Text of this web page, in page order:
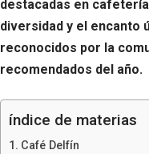
destacadas en
diversidad y el encanto
reconocidos por la
recomendados del año.
índice de materias
Café Delfín